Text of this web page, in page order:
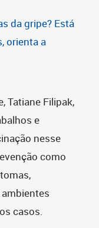
da gripe? Está
orienta a
Tatiane Filipak,
e
nesse
como
casos.